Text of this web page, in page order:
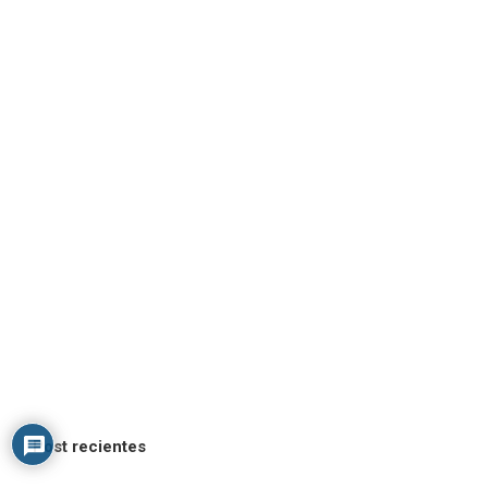
Post recientes